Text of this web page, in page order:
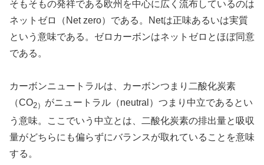
そもそもの発祥である欧州を中心に広く流布しているのは
ネットゼロ（Net zero）である。Netは正味あるいは実質
という意味である。ゼロカーボンはネットゼロとほぼ同意
である。
カーボンニュートラルは、カーボンつまり二酸化炭素
（CO2） がニュートラル（neutral）つまり中立であるとい
う意味。ここでいう中立とは、二酸化炭素の排出量と吸収
量がどちらにも偏らずにバランスが取れていることを意味
する。